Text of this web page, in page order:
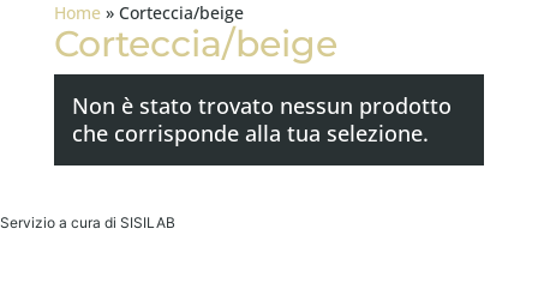
Home» Corteccia/beige
Corteccia/beige
Non è stato trovato nessun prodotto
che corrisponde alla tua selezione.
Servizio a cura di SISILAB